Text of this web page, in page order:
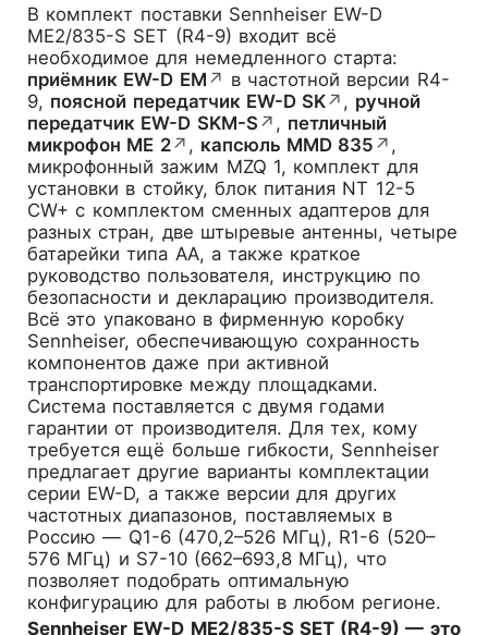
В комплект поставки Sennheiser EW-D
ME2/835-S SET (R4-9) входит всё
необходимое для немедленного старта:
приёмник EW-D EM ↗ в частотной версии R4-
9, поясной передатчик EW-D SK↗ , ручной
передатчик EW-D SKM-S ↗ , петличный
микрофон ME 2↗ , капсюль MMD 835 ↗ ,
микрофонный зажим MZQ 1, комплект для
установки в стойку, блок питания NT 12-5
CW+ с комплектом сменных адаптеров для
разных стран, две штыревые антенны, четыре
батарейки типа AA, а также краткое
руководство пользователя, инструкцию по
безопасности и декларацию производителя.
Всё это упаковано в фирменную коробку
Sennheiser, обеспечивающую сохранность
компонентов даже при активной
транспортировке между площадками.
Система поставляется с двумя годами
гарантии от производителя. Для тех, кому
требуется ещё больше гибкости, Sennheiser
предлагает другие варианты комплектации
серии EW-D, а также версии для других
частотных диапазонов, поставляемых в
Россию — Q1-6 (470,2–526 МГц), R1-6 (520–
576 МГц) и S7-10 (662–693,8 МГц), что
позволяет подобрать оптимальную
конфигурацию для работы в любом регионе.
Sennheiser EW-D ME2/835-S SET (R4-9) — это